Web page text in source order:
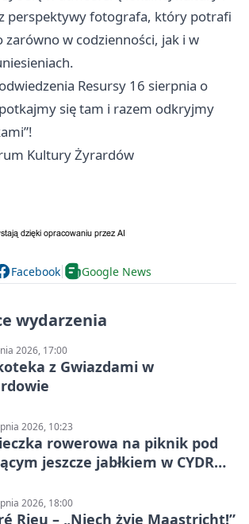
perspektywy fotografa, który potrafi
zarówno w codzienności, jak i w
Resursy 16 sierpnia o
się tam i razem odkryjmy
Kultury Żyrardów
Facebook Google News
wydarzenia
2026, 17:00
z Gwiazdami w
2026, 10:23
rowerowa na piknik pod
jeszcze jabłkiem w CYDR
2026, 18:00
Rieu – „Niech żyje Maastricht!”